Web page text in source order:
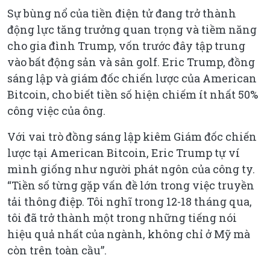
Sự bùng nổ của tiền điện tử đang trở thành
động lực tăng trưởng quan trọng và tiềm năng
cho gia đình Trump, vốn trước đây tập trung
vào bất động sản và sân golf. Eric Trump, đồng
sáng lập và giám đốc chiến lược của American
Bitcoin, cho biết tiền số hiện chiếm ít nhất 50%
công việc của ông.
Với vai trò đồng sáng lập kiêm Giám đốc chiến
lược tại American Bitcoin, Eric Trump tự ví
mình giống như người phát ngôn của công ty.
“Tiền số từng gặp vấn đề lớn trong việc truyền
tải thông điệp. Tôi nghĩ trong 12-18 tháng qua,
tôi đã trở thành một trong những tiếng nói
hiệu quả nhất của ngành, không chỉ ở Mỹ mà
còn trên toàn cầu”.